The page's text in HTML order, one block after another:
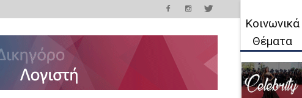
Κοινωνικά
Θέματα